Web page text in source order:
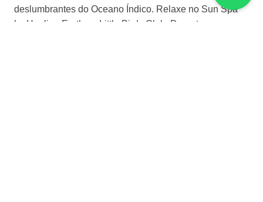
deslumbrantes do Oceano Índico. Relaxe no Sun Spa
by Healing Earth no Little Birds Club. Durante sua